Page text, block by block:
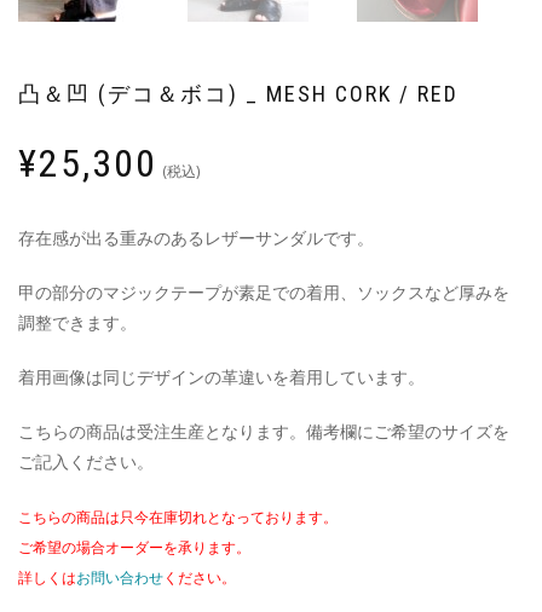
凸＆凹 (デコ＆ボコ) _ MESH CORK / RED
¥25,300 (税込)
存在感が出る重みのあるレザーサンダルです。
甲の部分のマジックテープが素足での着用、ソックスなど厚みを
調整できます。
着用画像は同じデザインの革違いを着用しています。
こちらの商品は受注生産となります。備考欄にご希望のサイズを
ご記入ください。
こちらの商品は只今在庫切れとなっております。
ご希望の場合オーダーを承ります。
詳しくはお問い合わせ ください。